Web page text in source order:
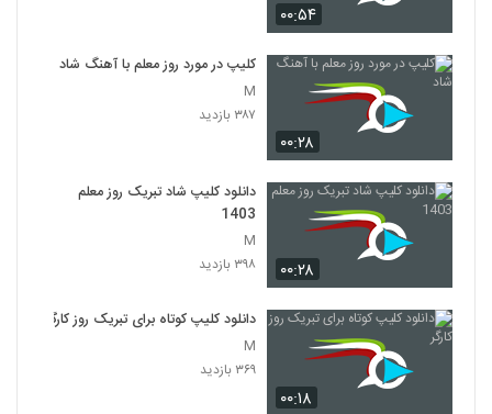
۰۰:۵۴
۰۰:۲۸
کلیپ در مورد روز معلم با آهنگ شاد
M
۳۸۷ بازدید
۰۰:۲۸
دانلود کلیپ شاد تبریک روز معلم
1403
M
۳۹۸ بازدید
۰۰:۱۸
دانلود کلیپ کوتاه برای تبریک روز کارگر
M
۳۶۹ بازدید